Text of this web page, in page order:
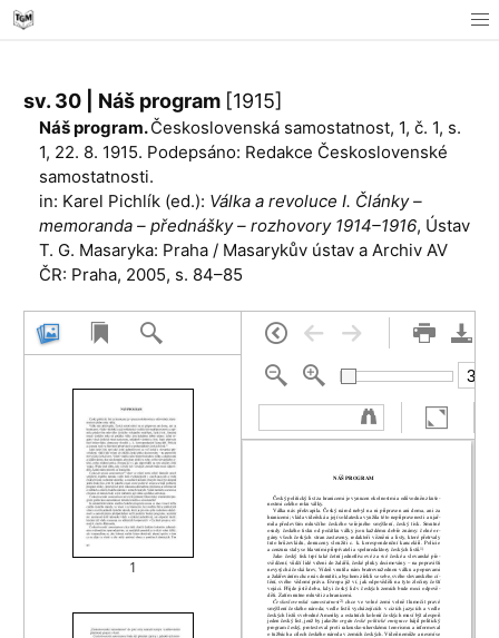
sv. 30 | Náš program [1915]
Náš program.Československá samostatnost, 1, č. 1, s.
1, 22. 8. 1915. Podepsáno: Redakce Československé
samostatnosti.
in: Karel Pichlík (ed.): Válka a revoluce I. Články –
memoranda – přednášky – rozhovory 1914–1916, Ústav
T. G. Masaryka: Praha / Masarykův ústav a Archiv AV
ČR: Praha, 2005, s. 84–85